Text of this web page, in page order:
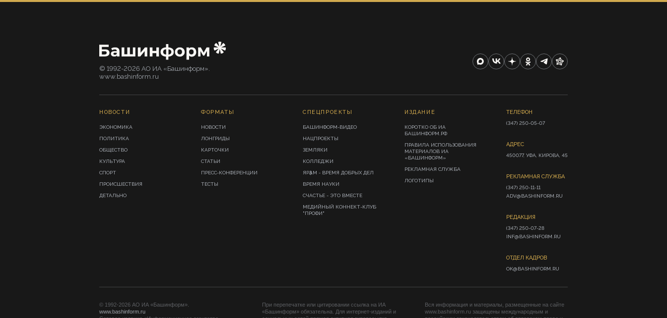
© 1992-2026 АО ИА «Башинформ».
www.bashinform.ru
НОВОСТИ
ЭКОНОМИКА
ПОЛИТИКА
ОБЩЕСТВО
КУЛЬТУРА
СПОРТ
ПРОИСШЕСТВИЯ
ДЕТАЛЬНО
ФОРМАТЫ
НОВОСТИ
ЛОНГРИДЫ
КАРТОЧКИ
СТАТЬИ
ПРЕСС-КОНФЕРЕНЦИИ
ТЕСТЫ
СПЕЦПРОЕКТЫ
БАШИНФОРМ-ВИДЕО
НАЦПРОЕКТЫ
ЗЕМЛЯКИ
КОЛЛЕДЖИ
ЯРҘАМ - ВРЕМЯ ДОБРЫХ ДЕЛ
ВРЕМЯ НАУКИ
СЧАСТЬЕ - ЭТО ВМЕСТЕ
МЕДИЙНЫЙ КОННЕКТ-КЛУБ
"ПРОФИ"
ИЗДАНИЕ
КОРОТКО ОБ ИА
БАШИНФОРМ.РФ
ПРАВИЛА ИСПОЛЬЗОВАНИЯ
МАТЕРИАЛОВ ИА
«БАШИНФОРМ»
РЕКЛАМНАЯ СЛУЖБА
ЛОГОТИПЫ
ТЕЛЕФОН
(347) 250-05-07
АДРЕС
450077, УФА, КИРОВА, 45
РЕКЛАМНАЯ СЛУЖБА
(347) 250-11-11
ADV@BASHINFORM.RU
РЕДАКЦИЯ
(347) 250-07-28
INF@BASHINFORM.RU
ОТДЕЛ КАДРОВ
OK@BASHINFORM.RU
© 1992-2026 АО ИА «Башинформ».
www.bashinform.ru
При перепечатке или цитировании ссылка на ИА
«Башинформ» обязательна. Для интернет-изданий и
Вся информация и материалы, размещенные на сайте
www.bashinform.ru защищены международным и